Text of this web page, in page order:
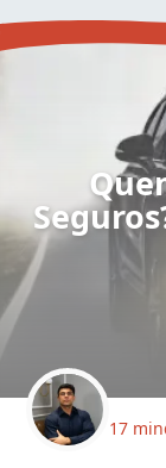
17 min